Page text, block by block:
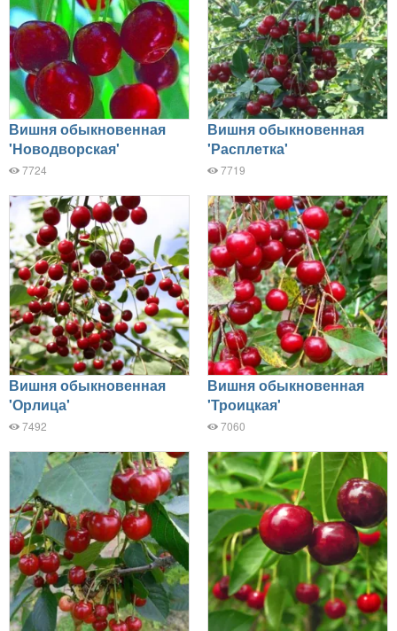
Вишня обыкновенная
'Новодворская'
7724
Вишня обыкновенная
'Расплетка'
7719
Вишня обыкновенная
'Орлица'
7492
Вишня обыкновенная
'Троицкая'
7060